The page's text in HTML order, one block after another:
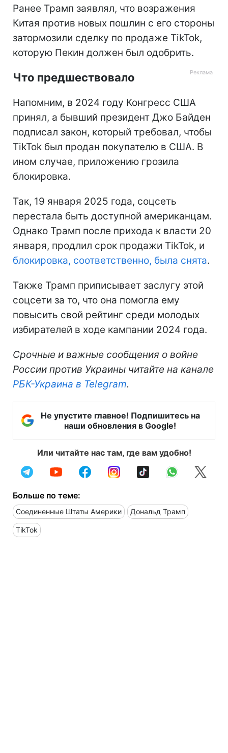
Ранее Трамп заявлял, что возражения
Китая против новых пошлин с его стороны
затормозили сделку по продаже TikTok,
которую Пекин должен был одобрить.
Что предшествовало
Напомним, в 2024 году Конгресс США
принял, а бывший президент Джо Байден
подписал закон, который требовал, чтобы
TikTok был продан покупателю в США. В
ином случае, приложению грозила
блокировка.
Так, 19 января 2025 года, соцсеть
перестала быть доступной американцам.
Однако Трамп после прихода к власти 20
января, продлил срок продажи TikTok, и
блокировка, соответственно, была снята.
Также Трамп приписывает заслугу этой
соцсети за то, что она помогла ему
повысить свой рейтинг среди молодых
избирателей в ходе кампании 2024 года.
Срочные и важные сообщения о войне
России против Украины читайте на канале
РБК-Украина в Telegram.
Не упустите главное! Подпишитесь на
наши обновления в Google!
Или читайте нас там, где вам удобно!
Больше по теме:
Соединенные Штаты Америки Дональд Трамп
TikTok